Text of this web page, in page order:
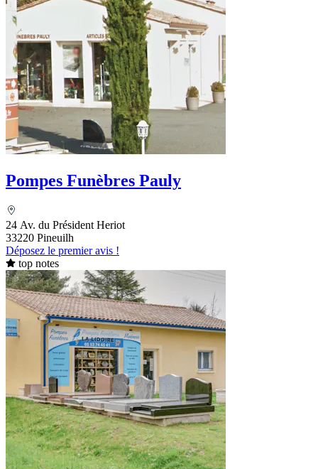
Pompes Funèbres Pauly
24 Av. du Président Heriot
33220 Pineuilh
Déposez le premier avis !
top notes